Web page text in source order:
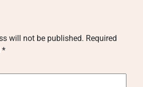
will not be published. Required
*